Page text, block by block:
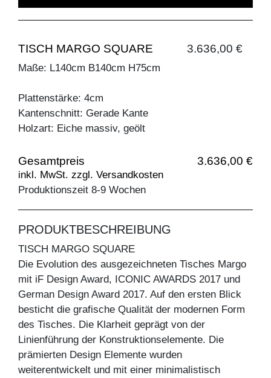
TISCH MARGO SQUARE 3.636,00 €
Maße: L140cm B140cm H75cm
Plattenstärke: 4cm
Kantenschnitt: Gerade Kante
Holzart: Eiche massiv, geölt
Gesamtpreis 3.636,00 €
inkl. MwSt. zzgl. Versandkosten
Produktionszeit 8-9 Wochen
PRODUKTBESCHREIBUNG
TISCH MARGO SQUARE
Die Evolution des ausgezeichneten Tisches Margo
mit iF Design Award, ICONIC AWARDS 2017 und
German Design Award 2017. Auf den ersten Blick
besticht die grafische Qualität der modernen Form
des Tisches. Die Klarheit geprägt von der
Linienführung der Konstruktionselemente. Die
prämierten Design Elemente wurden
weiterentwickelt und mit einer minimalistisch